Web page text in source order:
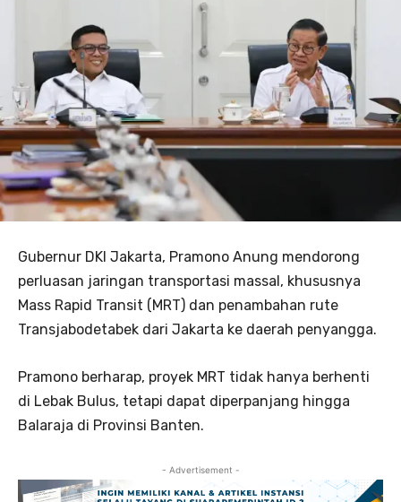
Gubernur DKI Jakarta, Pramono Anung mendorong
perluasan jaringan transportasi massal, khususnya
Mass Rapid Transit (MRT) dan penambahan rute
Transjabodetabek dari Jakarta ke daerah penyangga.
Pramono berharap, proyek MRT tidak hanya berhenti
di Lebak Bulus, tetapi dapat diperpanjang hingga
Balaraja di Provinsi Banten.
- Advertisement -